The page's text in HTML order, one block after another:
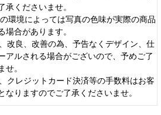
承くださいませ。
環境によっては写真の色味が実際の商品
場合があります。
改良、改善の為、予告なくデザイン、仕
アルされる場合がございので、予めご了
せ。
クレジットカード決済等の手数料はお客
なりますのでご了承くださいませ。